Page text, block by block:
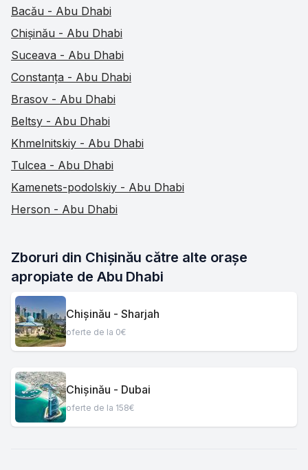
Bacău - Abu Dhabi
Chișinău - Abu Dhabi
Suceava - Abu Dhabi
Constanța - Abu Dhabi
Brasov - Abu Dhabi
Beltsy - Abu Dhabi
Khmelnitskiy - Abu Dhabi
Tulcea - Abu Dhabi
Kamenets-podolskiy - Abu Dhabi
Herson - Abu Dhabi
Zboruri din Chișinău către alte orașe
apropiate de Abu Dhabi
Chișinău - Sharjah
oferte de la 0€
Chișinău - Dubai
oferte de la 158€